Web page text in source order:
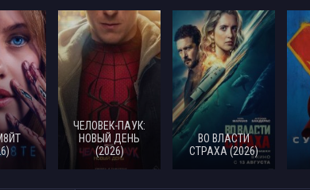
ЧЕЛОВЕК-ПАУК:
НОВЫЙ ДЕНЬ
(2026)
ВО ВЛАСТИ
СТРАХА (2026)